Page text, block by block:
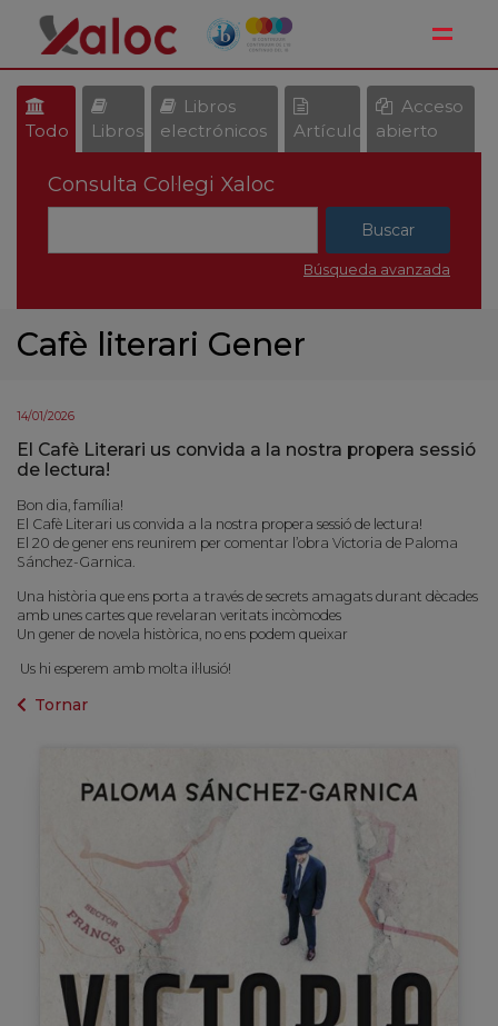
Todo Libros
Libros
electrónicos
Artículos
Acceso
abierto
Consulta Col·legi Xaloc
Búsqueda avanzada
Cafè literari Gener
14/01/2026
El Cafè Literari us convida a la nostra propera sessió
de lectura!
Bon dia, família!
El Cafè Literari us convida a la nostra propera sessió de lectura!
El 20 de gener ens reunirem per comentar l’obra Victoria de Paloma
Sánchez-Garnica.
Una història que ens porta a través de secrets amagats durant dècades
amb unes cartes que revelaran veritats incòmodes
Un gener de novela històrica, no ens podem queixar
Us hi esperem amb molta il·lusió!
Tornar